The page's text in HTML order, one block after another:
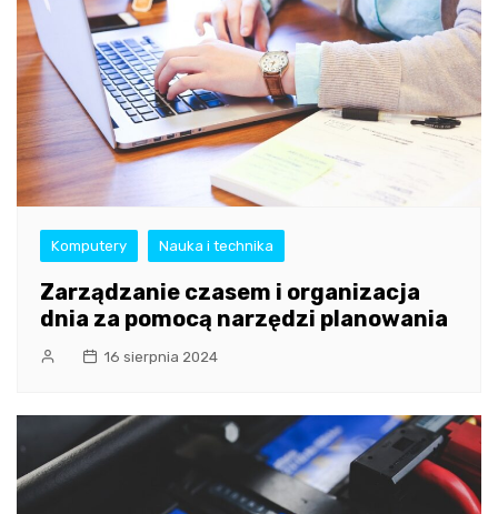
Komputery Nauka i technika
Zarządzanie czasem i organizacja
dnia za pomocą narzędzi planowania
16 sierpnia 2024